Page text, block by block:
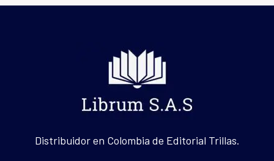
Distribuidor en Colombia de Editorial Trillas.